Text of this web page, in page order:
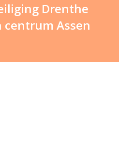
Drenthe
centrum Assen